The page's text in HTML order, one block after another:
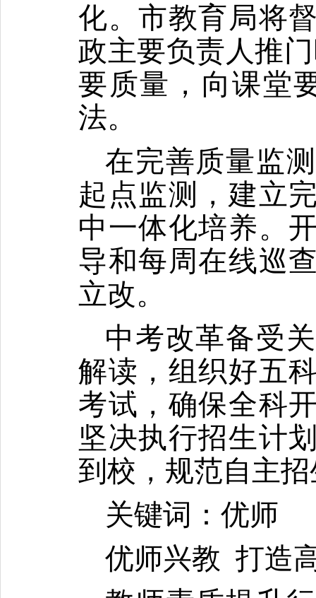
化。市教育局将
政主要负责人推
要质量，向课堂
法。
在完善质量监
起点监测，建立
中一体化培养。
导和每周在线巡
立改。
中考改革备受
解读，组织好五
考试，确保全科
坚决执行招生计
到校，规范自主
关键词：优师
优师兴教 打造